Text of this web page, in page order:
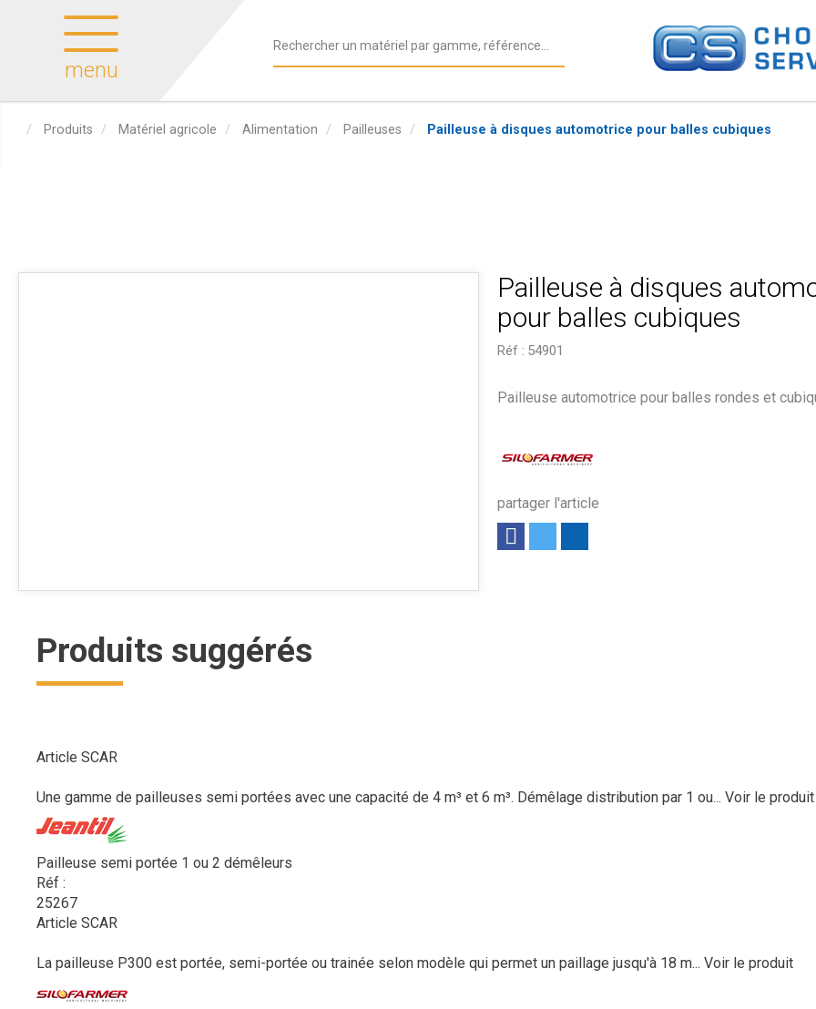
menu
Produits Matériel agricole Alimentation Pailleuses Pailleuse à disques automotrice pour balles cubiques
Pailleuse à disques
pour balles cubiques
Réf : 54901
partager l'article
Pailleuse automotrice pour balles rondes et
Produits suggérés
Article SCAR
Une gamme de pailleuses semi portées avec une capacité de 4 m³ et 6 m³. Démêlage distribution par 1 ou... Voir le produit
Pailleuse semi portée 1 ou 2 démêleurs
Réf :
25267
Article SCAR
La pailleuse P300 est portée, semi-portée ou trainée selon modèle qui permet un paillage jusqu'à 18 m... Voir le produit